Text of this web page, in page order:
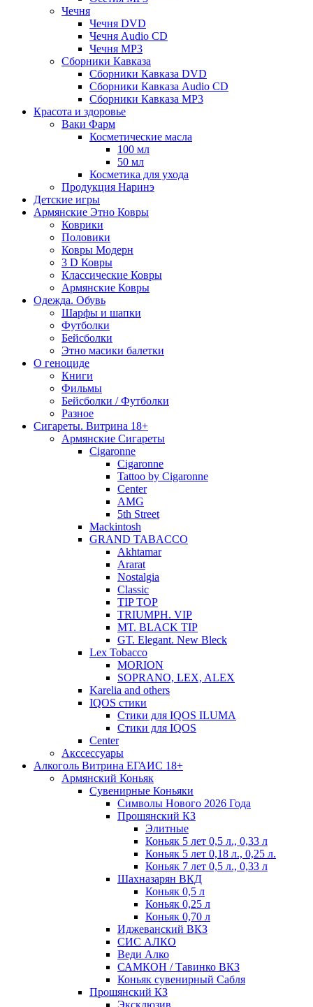
Чечня
Чечня DVD
Чечня Audio CD
Чечня MP3
Сборники Кавказа
Сборники Кавказа DVD
Сборники Кавказа Audio CD
Сборники Кавказа MP3
Красота и здоровье
Ваки Фарм
Косметические масла
100 мл
50 мл
Косметика для ухода
Продукция Наринэ
Детские игры
Армянские Этно Ковры
Коврики
Половики
Ковры Модерн
3 D Ковры
Классические Ковры
Армянские Ковры
Одежда. Обувь
Шарфы и шапки
Футболки
Бейсболки
Этно масики балетки
О геноциде
Книги
Фильмы
Бейсболки / Футболки
Разное
Сигареты. Витрина 18+
Армянские Сигареты
Cigaronne
Cigaronne
Tattoo by Cigaronne
Center
AMG
5th Street
Mackintosh
GRAND TABACCO
Akhtamar
Ararat
Nostalgia
Classic
TIP TOP
TRIUMPH. VIP
MT. BLACK TIP
GT. Elegant. New Bleck
Lex Tobacco
MORION
SOPRANO, LEX, ALEX
Karelia and others
IQOS стики
Стики для IQOS ILUMA
Стики для IQOS
Сenter
Акссессуары
Алкоголь Витрина ЕГАИС 18+
Армянский Коньяк
Сувенирные Коньяки
Символы Нового 2026 Года
Прошянский КЗ
Элитные
Коньяк 5 лет 0,5 л., 0,33 л
Коньяк 5 лет 0,18 л., 0,25 л.
Коньяк 7 лет 0,5 л., 0,33 л
Шахназарян ВКД
Коньяк 0,5 л
Коньяк 0,25 л
Коньяк 0,70 л
Иджеванский ВКЗ
СИС АЛКО
Веди Алко
САМКОН / Тавинко ВКЗ
Коньяк сувенирный Сабля
Прошянский КЗ
Эксклюзив